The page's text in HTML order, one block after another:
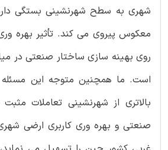
معکوس پیروی می کند. تأثیر بهره
روی بهینه سازی ساختار صنعتی در
است. ما همچنین متوجه این
بالاتری از شهرنشینی تعاملات
صنعتی و بهره وری کاربری ارضی